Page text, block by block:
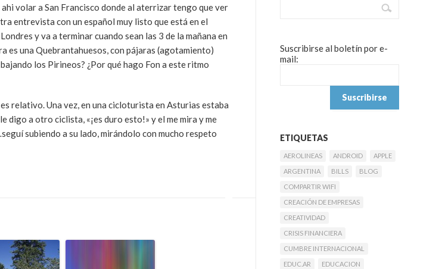
volar a San Francisco donde al aterrizar tengo que ver
entrevista con un español muy listo que está en el
y va a terminar cuando sean las 3 de la mañana en
es una Quebrantahuesos, con pájaras (agotamiento)
los Pirineos? ¿Por qué hago Fon a este ritmo
relativo. Una vez, en una cicloturista en Asturias estaba
digo a otro ciclista, «¡es duro esto!» y el me mira y me
subiendo a su lado, mirándolo con mucho respeto
Suscribirse al boletín por e-
mail:
ETIQUETAS
AEROLINEAS ANDROID
APPLE
ARGENTINA
BILLS
BLOG
COMPARTIR WIFI
CREACIÓN DE EMPRESAS
CREATIVIDAD
CRISIS FINANCIERA
CUMBRE INTERNACIONAL
EDUC.AR
EDUCACION